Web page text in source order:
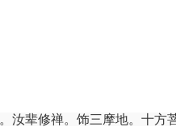
辈修禅。饰三摩地。十方